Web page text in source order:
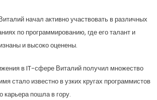
начал активно участвовать в различных
по программированию, где его талант и
и высоко оценены.
в IT-сфере Виталий получил множество
стало известно в узких кругах программистов
карьера пошла в гору.